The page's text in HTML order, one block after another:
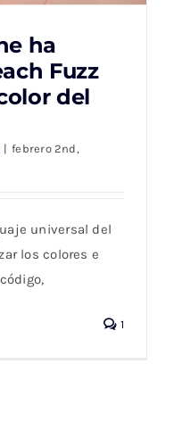
Peach
ha
Fuzz
del
| febrero 2nd,
universal del
los colores e
1